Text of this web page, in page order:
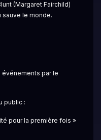
(Margaret Fairchild)
sauve le monde.
par le
public :
pour la première fois »